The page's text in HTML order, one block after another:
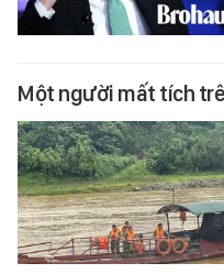
Một người mất tích